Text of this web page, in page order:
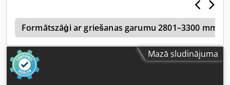
Formātszāģi ar griešanas garumu 2801–3300 mm
Mazā sludinājuma